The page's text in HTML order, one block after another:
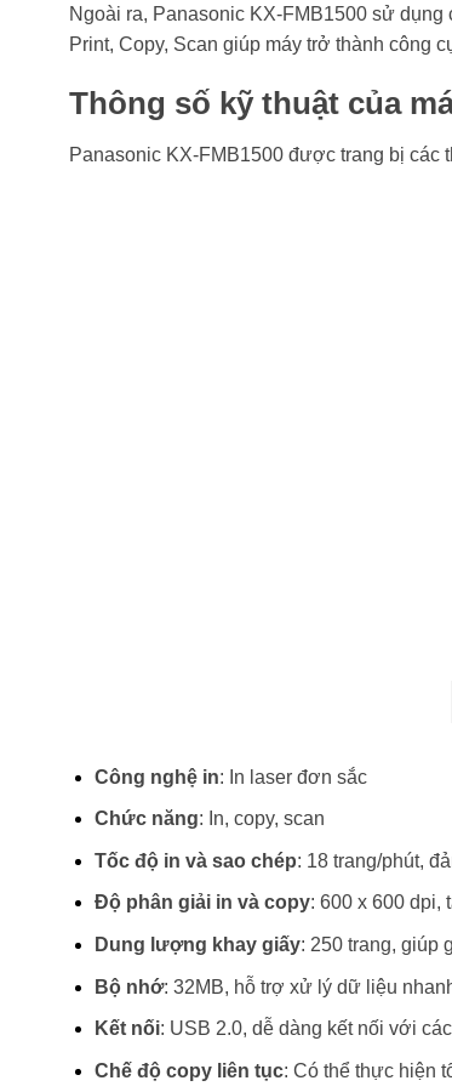
Ngoài ra, Panasonic KX-FMB1500 sử
Print, Copy, Scan giúp máy trở thành công
Thông số kỹ thuật của
Panasonic KX-FMB1500 được trang bị các
Công nghệ in: In laser đơn sắc
Chức năng: In, copy, scan
Tốc độ in và sao chép: 18 trang/phút,
Độ phân giải in và copy: 600 x 600 dpi,
Dung lượng khay giấy: 250 trang, giúp
Bộ nhớ: 32MB, hỗ trợ xử lý dữ liệu
Kết nối: USB 2.0, dễ dàng kết nối với
Chế độ copy liên tục: Có thể thực hiện